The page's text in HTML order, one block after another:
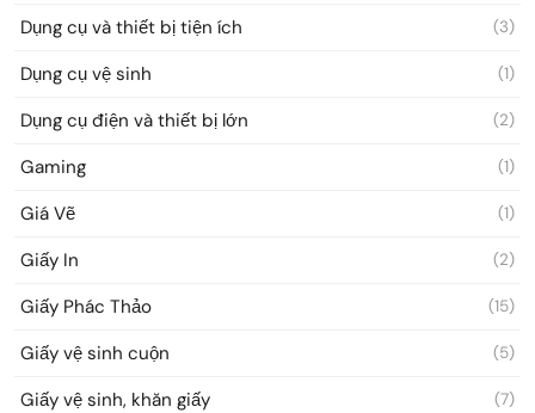
Dụng cụ và thiết bị tiện ích (3)
Dụng cụ vệ sinh (1)
Dụng cụ điện và thiết bị lớn (2)
Gaming (1)
Giá Vẽ (1)
Giấy In (2)
Giấy Phác Thảo (15)
Giấy vệ sinh cuộn (5)
Giấy vệ sinh, khăn giấy (7)